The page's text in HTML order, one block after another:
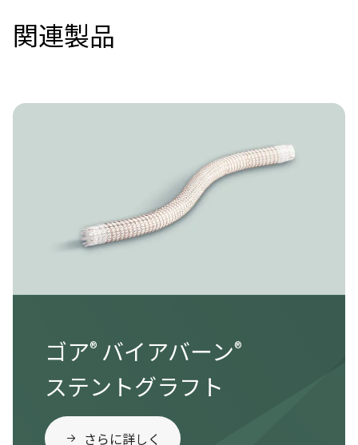
関連製品
Image
ゴア® バイアバーン®
ステントグラフト
さらに詳しく